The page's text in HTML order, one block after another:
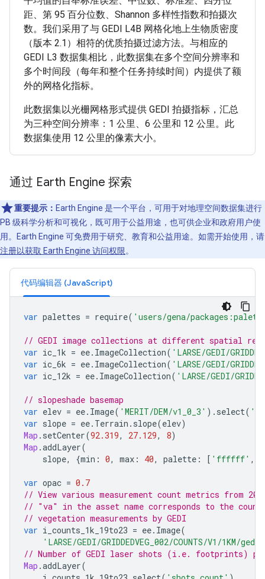
距、第 95 百分位数、Shannon 多样性指数和拍摄次
数。我们采用了与 GEDI L4B 网格化地上生物质密度
（版本 2.1）相符的优质拍摄过滤方法。与相应的
GEDI L3 数据集相比，此数据集在多个空间分辨率和
多个时间段（每年和整个任务持续时间）内提供了额
外的网格化指标。
此数据集以光栅网格形式提供 GEDI 拍摄指标，汇总
为三种空间分辨率：1 公里、6 公里和 12 公里。此
数据集使用 12 公里的像素大小。
通过 Earth Engine 探索
重要提示： Earth Engine 是一个平台，可用于对地理空间数据集进行
PB 级科学分析和可视化，既可用于公益用途，也可供企业和政府用户使
用。Earth Engine 可免费用于研究、教育和公益用途。如需开始使用，请
注册以获取 Earth Engine 访问权限。
代码编辑器 (JavaScript)
var palettes = require( 'users/gena/
// GEDI image collections at different spatial
var ic_1k = ee. ImageCollection( 'LARSE/GEDI/
var ic_6k = ee. ImageCollection( 'LARSE/GEDI/
var ic_12k = ee. ImageCollection( 'LARSE/GEDI/
// slopeshade basemap
var elev = ee. Image( 'MERIT/DEM/v1_0_3' ). select(
var slope = ee. Terrain . slope(elev)
Map . setCenter(92.319, 27.129, 8)
Map .addLayer(
slope, {min : 0, max : 40, palette : [ 'ffffff' ,
var opac = 0.7
// View various measurement count metrics from
// "va" in the asset name corresponds to the
// vegetation measurements by GEDI
var i_counts_1k_19to23 = ee. Image(
'LARSE/GEDI/GRIDDEDVEG_002/COUNTS/V1/1KM/
// Number of GEDI laser shots (i.e. footprints)
Map .addLayer(